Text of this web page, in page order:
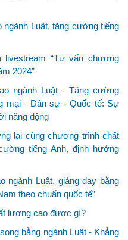
Luật, tăng cường tiếng
livestream “Tư vấn chương
2024”
ngành Luật - Tăng cường
mại - Dân sự - Quốc tế: Sự
năng động
lai cùng chương trình chất
tiếng Anh, định hướng
ngành Luật, giảng dạy bằng
theo chuẩn quốc tế”
lượng cao được gì?
bằng ngành Luật - Khẳng